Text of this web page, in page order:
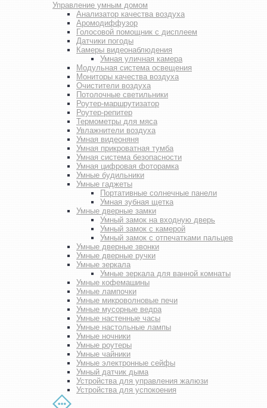
Управление умным домом
Анализатор качества воздуха
Аромодиффузор
Голосовой помощник с дисплеем
Датчики погоды
Камеры видеонаблюдения
Умная уличная камера
Модульная система освещения
Мониторы качества воздуха
Очистители воздуха
Потолочные светильники
Роутер-маршрутизатор
Роутер-репитер
Термометры для мяса
Увлажнители воздуха
Умная видеоняня
Умная прикроватная тумба
Умная система безопасности
Умная цифровая фоторамка
Умные будильники
Умные гаджеты
Портативные солнечные панели
Умная зубная щетка
Умные дверные замки
Умный замок на входную дверь
Умный замок с камерой
Умный замок с отпечатками пальцев
Умные дверные звонки
Умные дверные ручки
Умные зеркала
Умные зеркала для ванной комнаты
Умные кофемашины
Умные лампочки
Умные микроволновые печи
Умные мусорные ведра
Умные настенные часы
Умные настольные лампы
Умные ночники
Умные роутеры
Умные чайники
Умные электронные сейфы
Умный датчик дыма
Устройства для управления жалюзи
Устройства для успокоения